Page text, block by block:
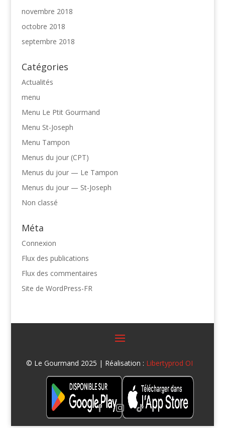
novembre 2018
octobre 2018
septembre 2018
Catégories
Actualités
menu
Menu Le Ptit Gourmand
Menu St-Joseph
Menu Tampon
Menus du jour (CPT)
Menus du jour — Le Tampon
Menus du jour — St-Joseph
Non classé
Méta
Connexion
Flux des publications
Flux des commentaires
Site de WordPress-FR
© Le Gourmand 2025 | Réalisation : Libertyprod OI